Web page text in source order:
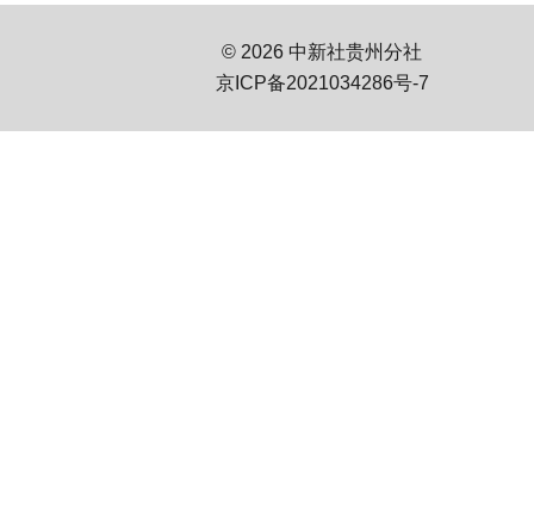
© 2026 中新社贵州分社
京ICP备2021034286号-7